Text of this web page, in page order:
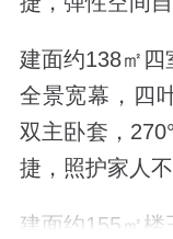
建面约138㎡四
全景宽幕，四
双主卧套，
捷，照护家人
建面约155㎡